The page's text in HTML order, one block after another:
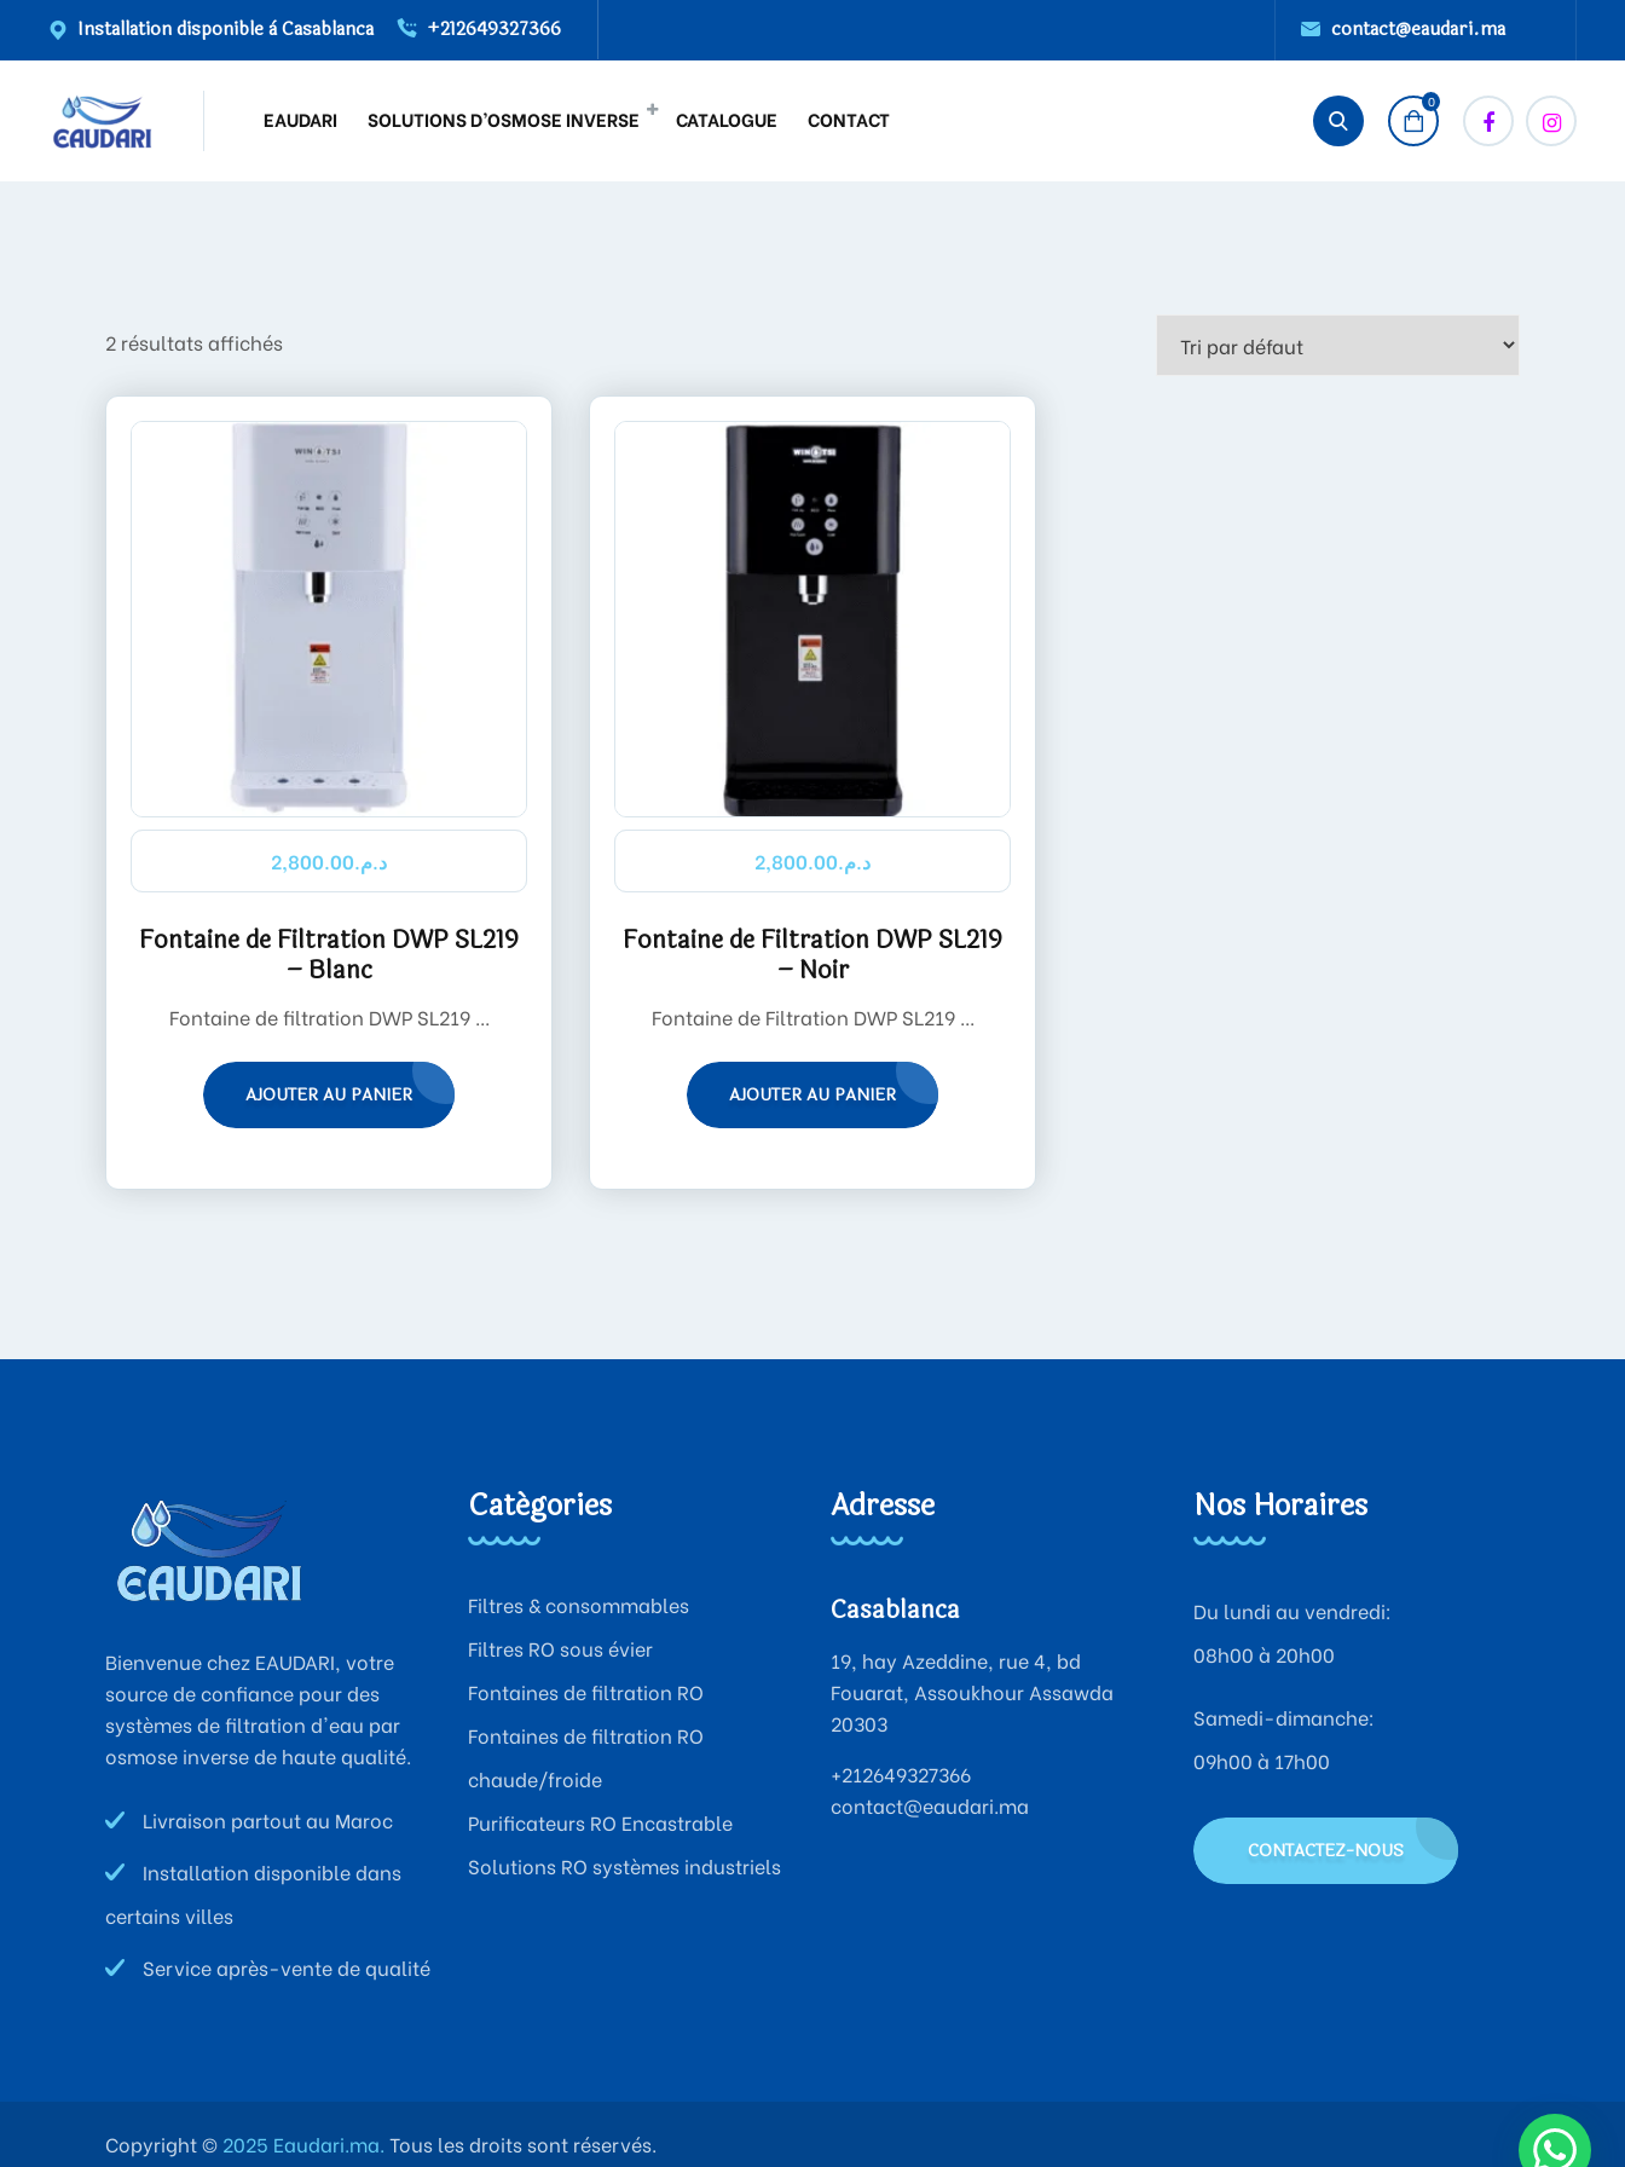
Installation disponible à Casablanca +212649327366 contact@eaudari.ma
EAUDARI SOLUTIONS D’OSMOSE INVERSE CATALOGUE CONTACT
0
2 résultats affichés
د.م.2,800.00
Fontaine de Filtration DWP SL219
– Blanc
Fontaine de filtration DWP SL219 ...
AJOUTER AU PANIER
د.م.2,800.00
Fontaine de Filtration DWP SL219
– Noir
Fontaine de Filtration DWP SL219 ...
AJOUTER AU PANIER
Bienvenue chez EAUDARI, votre
source de confiance pour des
systèmes de filtration d'eau par
osmose inverse de haute qualité.
Livraison partout au Maroc
Installation disponible dans
certains villes
Service après-vente de qualité
Catégories
Filtres & consommables
Filtres RO sous évier
Fontaines de filtration RO
Fontaines de filtration RO
chaude/froide
Purificateurs RO Encastrable
Solutions RO systèmes industriels
Adresse
Casablanca
19, hay Azeddine, rue 4, bd
Fouarat, Assoukhour Assawda
20303
+212649327366
contact@eaudari.ma
Nos Horaires
Du lundi au vendredi:
08h00 à 20h00
Samedi-dimanche:
09h00 à 17h00
CONTACTEZ-NOUS
Copyright © 2025 Eaudari.ma. Tous les droits sont réservés.